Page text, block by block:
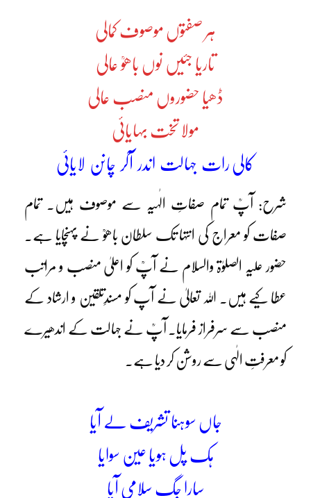
ہر صفتوں موصوف کمالی
تاریا جئیں نوں باھوؒ عالی
ڈھیا حضوروں منصب عالی
مولا تخت بہایائی
کالی رات جہالت اندر آکر چانن لایائی
شرح: آپؒ تمام صفاتِ الٰہیہ سے موصوف ہیں۔ تمام
صفات کو معراج کی انتہا تک سلطان باھوؒ نے پہنچایا ہے۔
حضور علیہ الصلوٰۃ والسلام نے آپؒ کو اعلیٰ منصب و مراتب
عطا کیے ہیں۔ اللہ تعالیٰ نے آپ کو مسندِتلقین و ارشاد کے
منصب سے سرفراز فرمایا۔ آپؒ نے جہالت کے اندھیرے
کو معرفتِ الٰہی سے روشن کر دیا ہے۔
جاں سوہنا تشریف لے آیا
ہک پل ہویا عین سوایا
سارا جگ سلامی آیا